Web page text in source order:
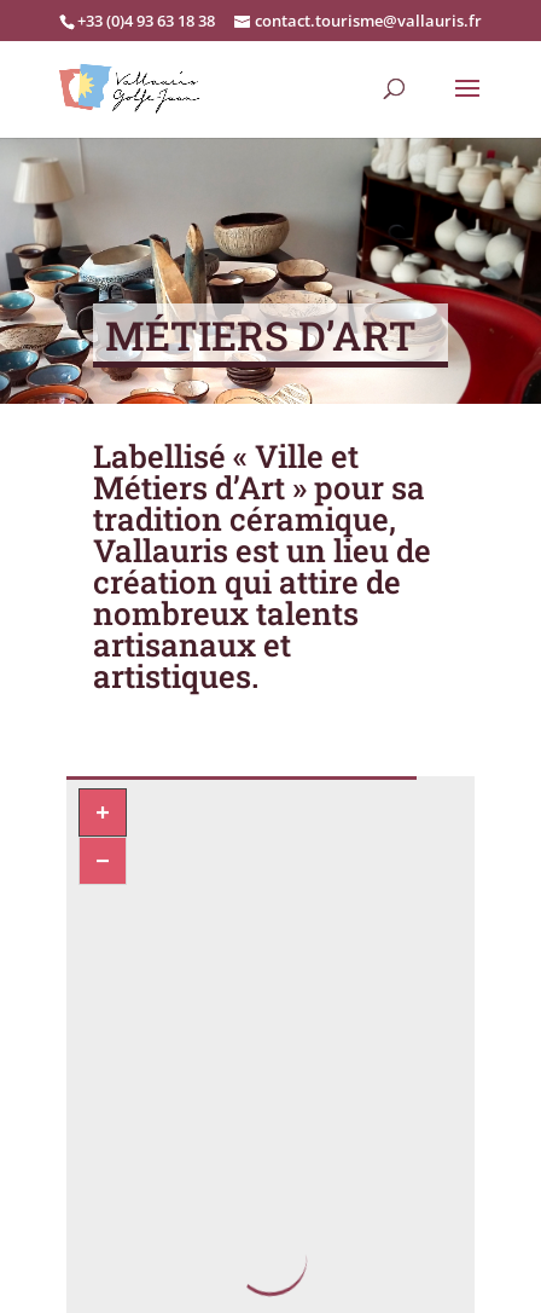
+33 (0)4 93 63 18 38 contact.tourisme@vallauris.fr
MÉTIERS D’ART
Labellisé « Ville et
Métiers d’Art » pour sa
tradition céramique,
Vallauris est un lieu de
création qui attire de
nombreux talents
artisanaux et
artistiques.